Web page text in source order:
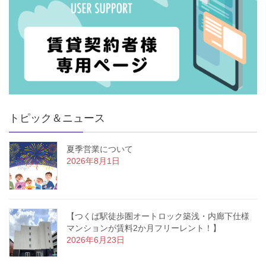
トピック＆ニュース
夏季営業について
2026年8月1日
【つくば駅徒歩圏オートロック築浅・内廊下仕様
マンションが賃料2か月フリーレント！】
2026年6月23日